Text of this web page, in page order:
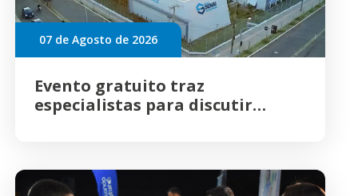
07 de Agosto de 2026
Evento gratuito traz
especialistas para discutir